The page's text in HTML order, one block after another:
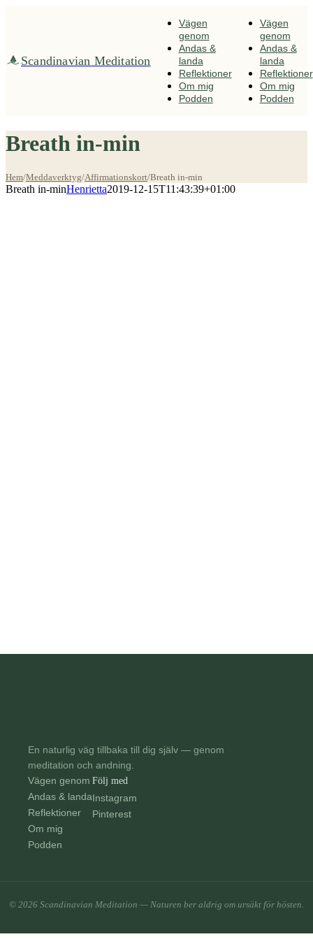
Scandinavian Meditation
Vägen
genom
Andas &
landa
Reflektioner
Om mig
Podden
Vägen
genom
Andas &
landa
Reflektioner
Om mig
Podden
Breath in-min
Hem/Meddaverktyg/Affirmationskort/Breath in-min
Breath in-minHenrietta2019-12-15T11:43:39+01:00
En naturlig väg tillbaka till dig själv — genom
meditation och andning.
Vägen genom
Andas & landa
Reflektioner
Om mig
Podden
Följ med
Instagram
Pinterest
© 2026 Scandinavian Meditation — Naturen ber aldrig om ursäkt för hösten.